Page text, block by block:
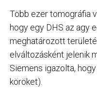
Több ezer tomográfia
hogy egy DHS az agy
meghatározott
elváltozásként jelenik
Siemens igazolta,
köröket).